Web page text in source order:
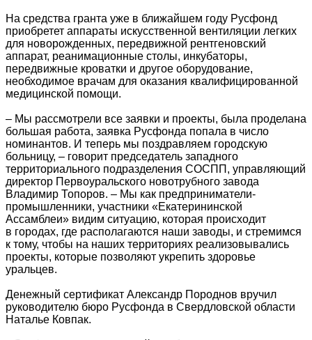
На средства гранта уже в ближайшем году Русфонд
приобретет аппараты искусственной вентиляции легких
для новорожденных, передвижной рентгеновский
аппарат, реанимационные столы, инкубаторы,
передвижные кроватки и другое оборудование,
необходимое врачам для оказания квалифицированной
медицинской помощи.
– Мы рассмотрели все заявки и проекты, была проделана
большая работа, заявка Русфонда попала в число
номинантов. И теперь мы поздравляем городскую
больницу, – говорит председатель западного
территориального подразделения СОСПП, управляющий
директор Первоуральского новотрубного завода
Владимир Топоров. – Мы как предприниматели-
промышленники, участники «Екатерининской
Ассамблеи» видим ситуацию, которая происходит
в городах, где располагаются наши заводы, и стремимся
к тому, чтобы на наших территориях реализовывались
проекты, которые позволяют укрепить здоровье
уральцев.
Денежный сертификат Александр Породнов вручил
руководителю бюро Русфонда в Свердловской области
Наталье Ковпак.